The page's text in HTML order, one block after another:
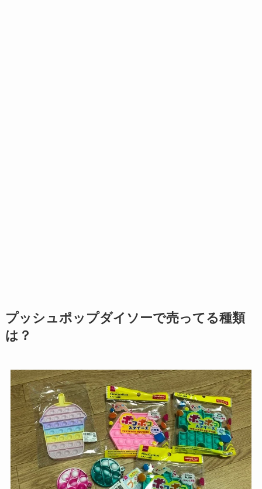
プッシュポップダイソーで売ってる種類
は？